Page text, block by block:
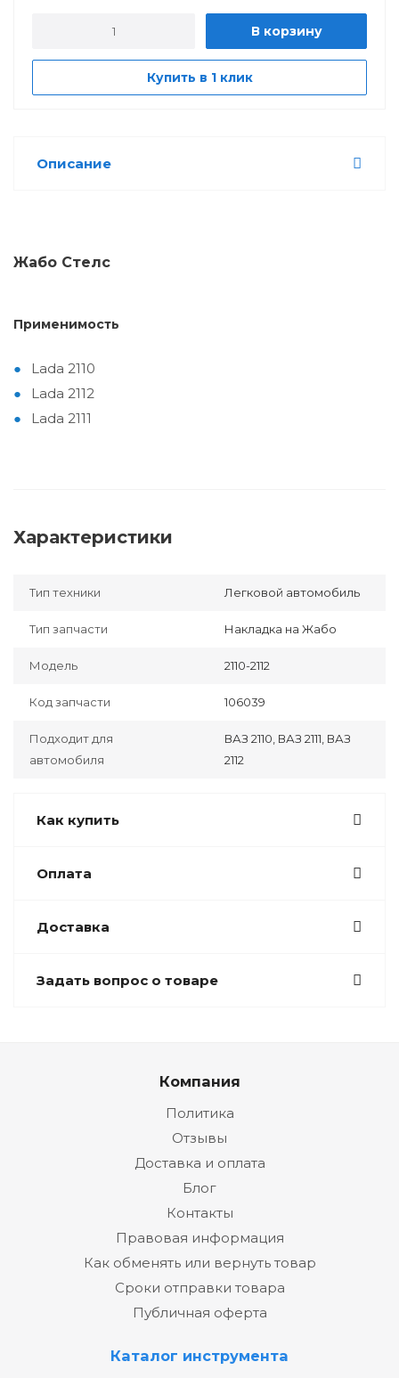
В корзину
Купить в 1 клик
Описание
Жабо Стелс
Применимость
Lada 2110
Lada 2112
Lada 2111
Характеристики
Тип техники Легковой автомобиль
Тип запчасти Накладка на Жабо
Модель 2110-2112
Код запчасти 106039
Подходит для
автомобиля
ВАЗ 2110, ВАЗ 2111, ВАЗ
2112
Как купить
Оплата
Доставка
Задать вопрос о товаре
Компания
Политика
Отзывы
Доставка и оплата
Блог
Контакты
Правовая информация
Как обменять или вернуть товар
Сроки отправки товара
Публичная оферта
Каталог инструмента